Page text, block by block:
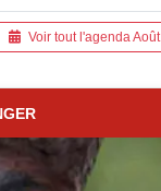
Voir tout l'agenda Août